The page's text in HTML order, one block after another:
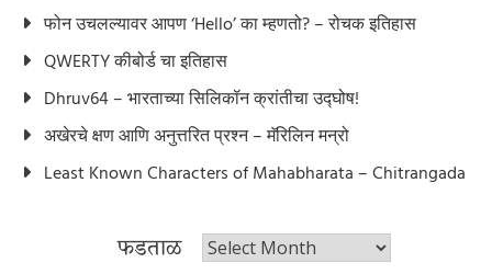
फोन उचलल्यावर आपण ‘Hello’ का म्हणतो? – रोचक इतिहास
QWERTY कीबोर्ड चा इतिहास
Dhruv64 – भारताच्या सिलिकॉन क्रांतीचा उद्घोष!
अखेरचे क्षण आणि अनुत्तरित प्रश्न – मॅरिलिन मन्रो
Least Known Characters of Mahabharata – Chitrangada
फडताळ फडताळ